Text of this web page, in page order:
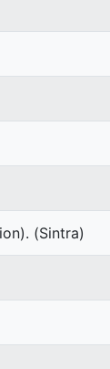
(Sintra)